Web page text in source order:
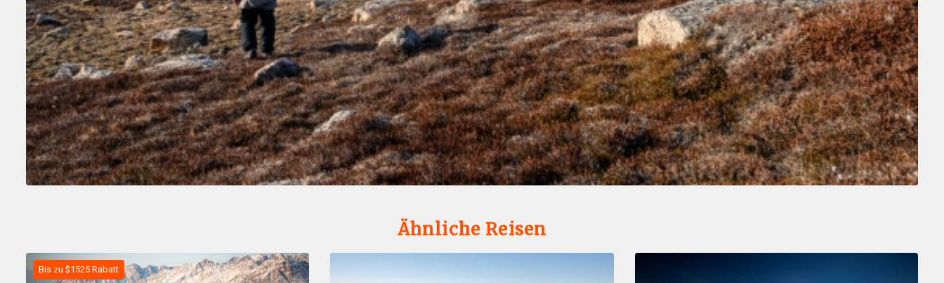
Ähnliche Reisen
Bis zu $1525 Rabatt